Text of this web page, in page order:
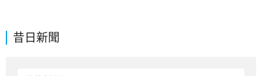
昔日新聞